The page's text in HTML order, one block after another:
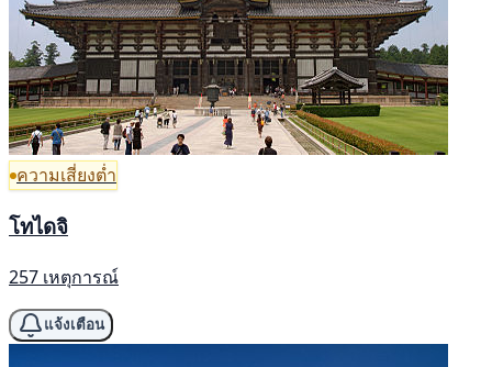
ความเสี่ยงต่ำ
โทไดจิ
257 เหตุการณ์
แจ้งเตือน